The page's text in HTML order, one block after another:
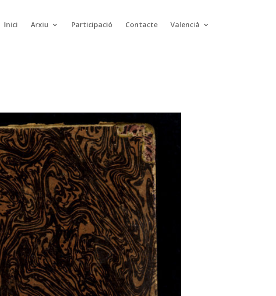
Inici Arxiu Participació Contacte Valencià